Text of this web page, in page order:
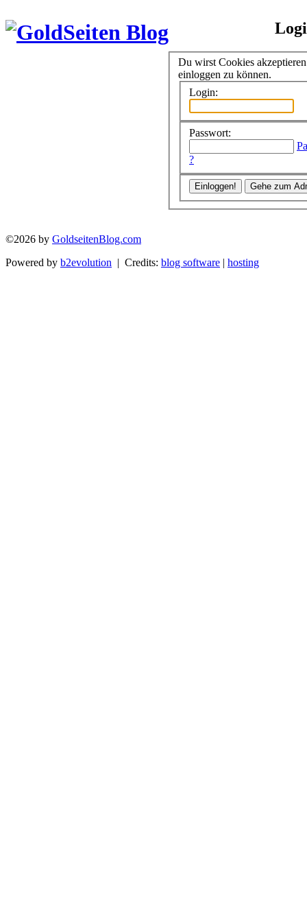
Du wirst Cookies
einloggen zu können.
Login:
Passwort:
?
©2026 by GoldseitenBlog.com
Powered by b2evolution | Credits: blog software | hosting